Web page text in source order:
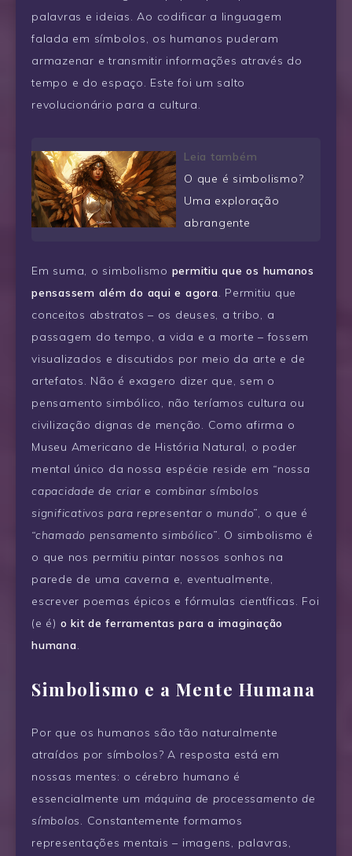
palavras e ideias. Ao codificar a linguagem
falada em símbolos, os humanos puderam
armazenar e transmitir informações através do
tempo e do espaço. Este foi um salto
revolucionário para a cultura.
Leia também
O que é simbolismo?
Uma exploração
abrangente
Em suma, o simbolismo permitiu que os humanos
pensassem além do aqui e agora. Permitiu que
conceitos abstratos – os deuses, a tribo, a
passagem do tempo, a vida e a morte – fossem
visualizados e discutidos por meio da arte e de
artefatos. Não é exagero dizer que, sem o
pensamento simbólico, não teríamos cultura ou
civilização dignas de menção. Como afirma o
Museu Americano de História Natural, o poder
mental único da nossa espécie reside em “nossa
capacidade de criar e combinar símbolos
significativos para representar o mundo”, o que é
“chamado pensamento simbólico”. O simbolismo é
o que nos permitiu pintar nossos sonhos na
parede de uma caverna e, eventualmente,
escrever poemas épicos e fórmulas científicas. Foi
(e é) o kit de ferramentas para a imaginação
humana.
Simbolismo e a Mente Humana
Por que os humanos são tão naturalmente
atraídos por símbolos? A resposta está em
nossas mentes: o cérebro humano é
essencialmente um máquina de processamento de
símbolos. Constantemente formamos
representações mentais – imagens, palavras,